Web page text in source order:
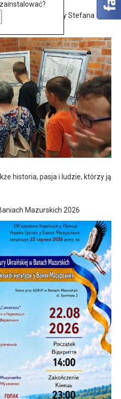
wernisaż wystawy Stefana
historia, pasja i ludzie, którzy ją
Mazurskich 2026